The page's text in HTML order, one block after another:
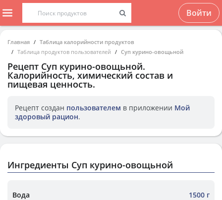
Войти
Главная
Таблица калорийности продуктов
Таблица продуктов пользователей
Суп курино-овощьной
Рецепт Суп курино-овощьной.
Калорийность, химический состав и
пищевая ценность.
Рецепт создан пользователем в приложении Мой
здоровый рацион.
Ингредиенты Суп курино-овощьной
Вода 1500 г